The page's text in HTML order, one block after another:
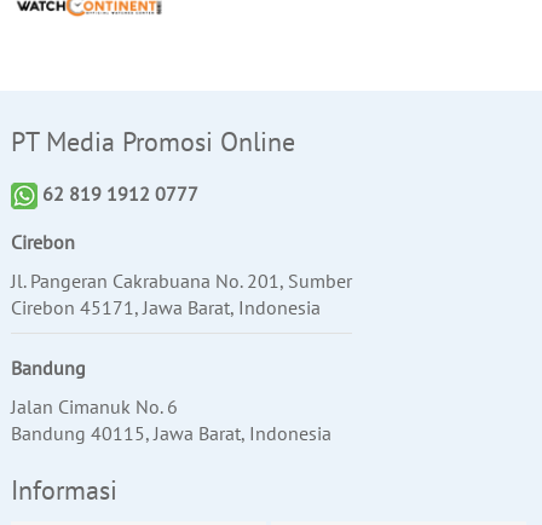
PT Media Promosi Online
62 819 1912 0777
Cirebon
Jl. Pangeran Cakrabuana No. 201, Sumber
Cirebon 45171, Jawa Barat, Indonesia
Bandung
Jalan Cimanuk No. 6
Bandung 40115, Jawa Barat, Indonesia
Informasi